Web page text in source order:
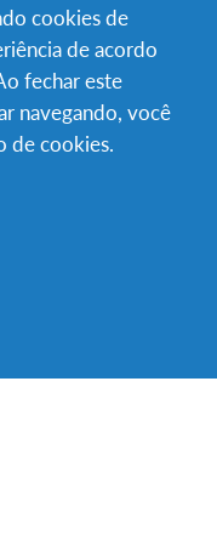
Pinheiro Chagas,
com marcação
de
cookies de
de acordo
fechar este
navegando, você
de cookies.